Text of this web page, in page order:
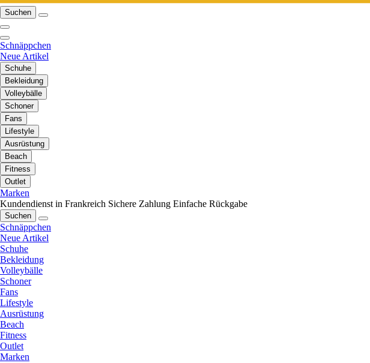
Suchen
Schnäppchen
Neue Artikel
Schuhe
Bekleidung
Volleybälle
Schoner
Fans
Lifestyle
Ausrüstung
Beach
Fitness
Outlet
Marken
Kundendienst in Frankreich Sichere Zahlung Einfache Rückgabe
Suchen
Schnäppchen
Neue Artikel
Schuhe
Bekleidung
Volleybälle
Schoner
Fans
Lifestyle
Ausrüstung
Beach
Fitness
Outlet
Marken